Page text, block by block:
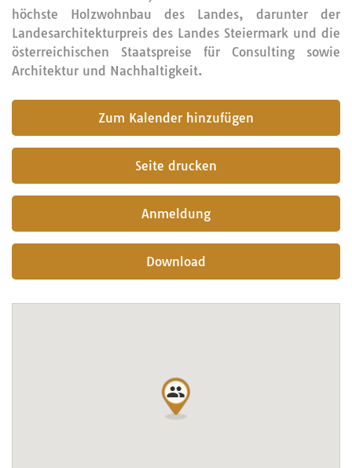
höchste Holzwohnbau des Landes, darunter der
Landesarchitekturpreis des Landes Steiermark und die
österreichischen Staatspreise für Consulting sowie
Architektur und Nachhaltigkeit.
Seite drucken
Anmeldung
Download